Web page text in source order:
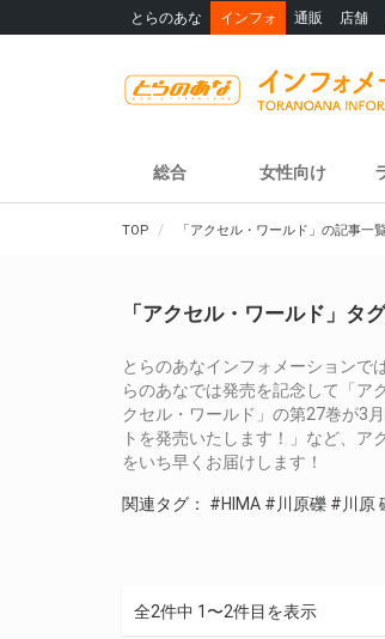
とらのあな インフォ 通販 店舗
総合 女性向け
TOP 「アクセル・ワールド」の記事一
「アクセル・ワールド」タ
とらのあなインフォメーションで
らのあなでは発売を記念して「ア
クセル・ワールド」の第27巻が3
トを発売いたします！」など、
をいち早くお届けします！
関連タグ： #HIMA #川原礫 #川原
全2件中 1〜2件目を表示